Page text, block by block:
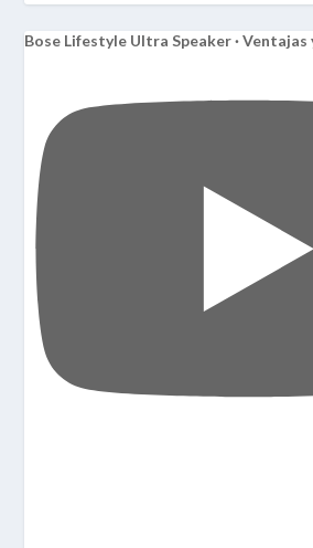
Bose Lifestyle Ultra Speaker · Ventajas